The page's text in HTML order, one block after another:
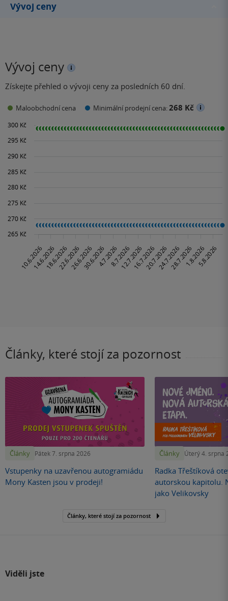
Vývoj ceny
Vývoj ceny
Získejte přehled o vývoji ceny za posledních 60 dní.
Maloobchodní cena Minimální prodejní cena:268 Kč
Články, které stojí za pozornost
Články Pátek 7. srpna 2026
Vstupenky na uzavřenou autogramiádu
Mony Kasten jsou v prodeji!
Články Úterý 4. srpna
Radka Třeštíková
autorskou kapitolu.
jako Velikovsky
Články, které stojí za pozornost
Viděli jste